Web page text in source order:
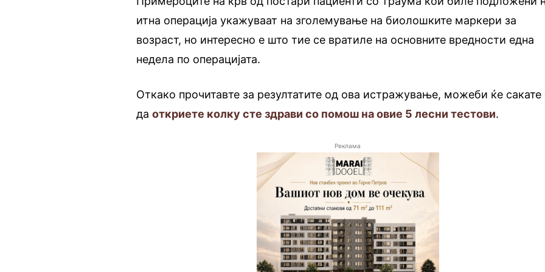
итна операција укажуваат на зголемување на биолошките маркери за
возраст, но интересно е што тие се вратиле на основните вредности една
недела по операцијата.
Откако прочитавте за резултатите од ова истражување, можеби ќе сакате
даоткриете колку сте здрави со помош на овие 5 лесни тестови.
Реклама